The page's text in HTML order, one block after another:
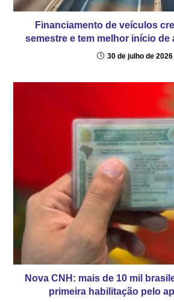
Financiamento de veículos
semestre e tem melhor início de
30 de julho de 2026
Nova CNH: mais de 10 mil
primeira habilitação pelo